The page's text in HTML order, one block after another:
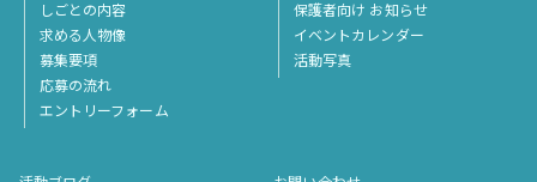
しごとの内容
求める人物像
募集要項
応募の流れ
エントリーフォーム
保護者向け お知らせ
イベントカレンダー
活動写真